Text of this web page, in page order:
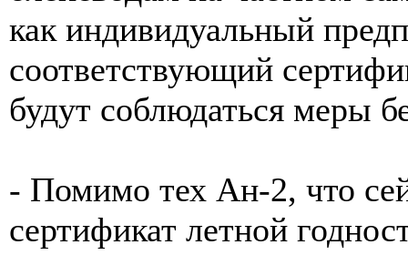
как индивидуальный
соответствующий
будут соблюдаться меры
- Помимо тех Ан-2, что
сертификат летной